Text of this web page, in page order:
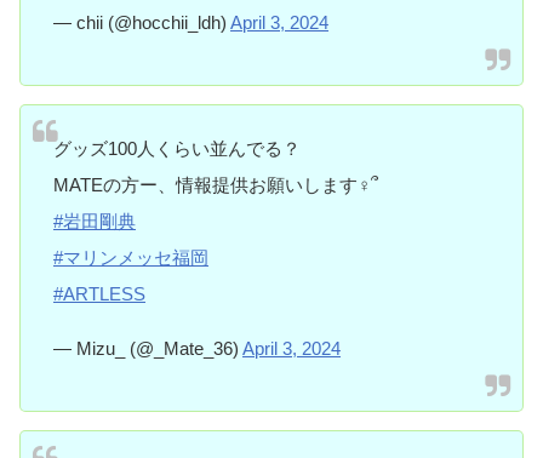
— chii (@hocchii_ldh) April 3, 2024
グッズ100人くらい並んでる？
MATEの方ー、情報提供お願いします‍♀️՞
#岩田剛典
#マリンメッセ福岡
#ARTLESS
— Mizu_ (@_Mate_36) April 3, 2024